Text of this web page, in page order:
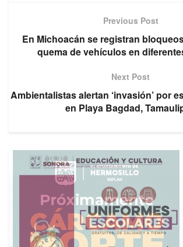
Previous Post
En Michoacán se registran
quema de vehículos en
Next Post
Ambientalistas alertan ‘invasión’ por
en Playa Bagdad,